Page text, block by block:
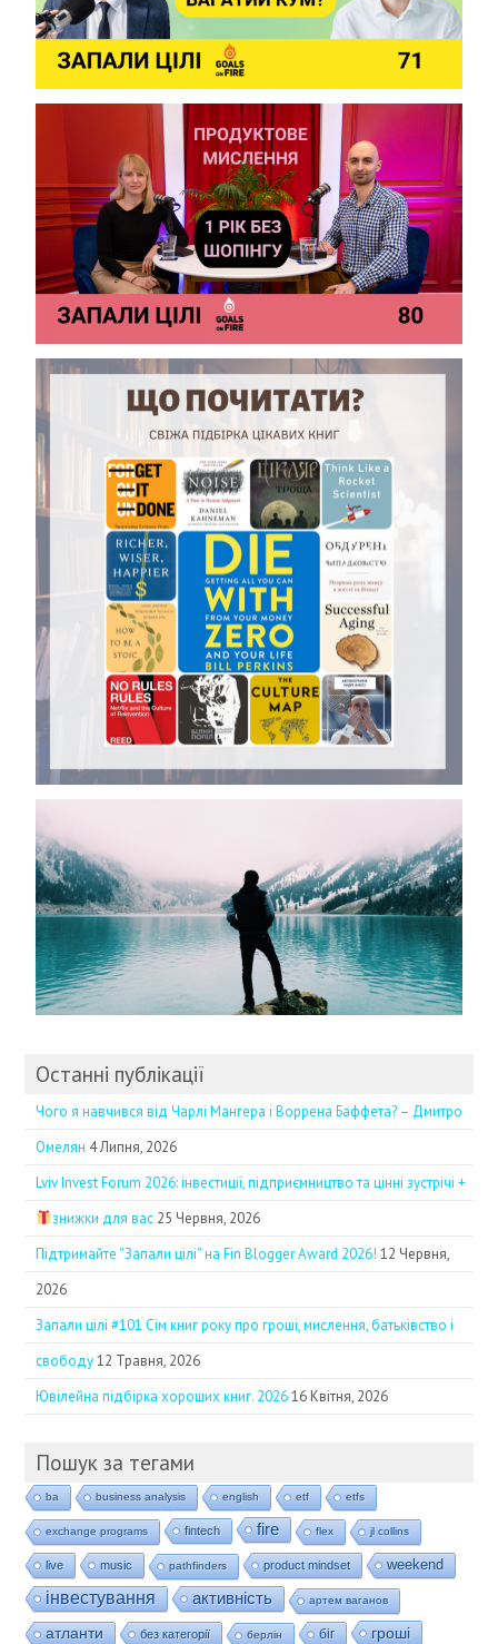
Останні публікації
Чого я навчився від Чарлі Мангера і Воррена Баффета? – Дмитро
Омелян 4 Липня, 2026
Lviv Invest Forum 2026: інвестиції, підприємництво та цінні зустрічі +
знижки для вас 25 Червня, 2026
Підтримайте “Запали цілі” на Fin Blogger Award 2026! 12 Червня,
2026
Запали цілі #101 Сім книг року про гроші, мислення, батьківство і
свободу 12 Травня, 2026
Ювілейна підбірка хороших книг. 2026 16 Квітня, 2026
Пошук за тегами
ba business analysis english etf etfs
exchange programs fintech fire flex jl collins
live music pathfinders product mindset weekend
інвестування активність артем ваганов
атланти без категорії берлін біг гроші